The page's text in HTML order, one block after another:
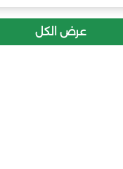
عرض الكل